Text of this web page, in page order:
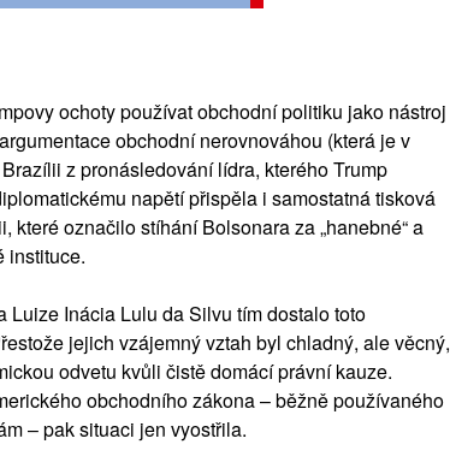
ochoty používat obchodní politiku jako nástroj
obchodní nerovnováhou (která je v
z pronásledování lídra, kterého Trump
napětí přispěla i samostatná tisková
označilo stíhání Bolsonara za „hanebné“ a
instituce.
Inácia Lulu da Silvu tím dostalo toto
jejich vzájemný vztah byl chladný, ale věcný,
odvetu kvůli čistě domácí právní kauze.
obchodního zákona – běžně používaného
– pak situaci jen vyostřila.